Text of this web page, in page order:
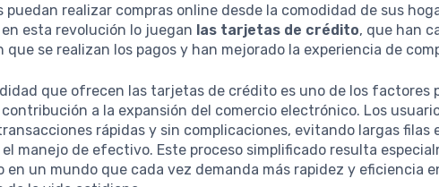
puedan realizar compras online desde la comodidad de sus
esta revolución lo juegan las tarjetas de crédito, que han
que se realizan los pagos y han mejorado la experiencia de
que ofrecen las tarjetas de crédito es uno de los factores
a la expansión del comercio electrónico. Los
rápidas y sin complicaciones, evitando largas filas
manejo de efectivo. Este proceso simplificado resulta
en un mundo que cada vez demanda más rapidez y eficiencia